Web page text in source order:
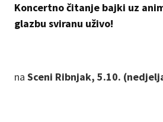
Koncertno čitanje bajki uz
glazbu sviranu uživo!
na Sceni Ribnjak, 5.10.